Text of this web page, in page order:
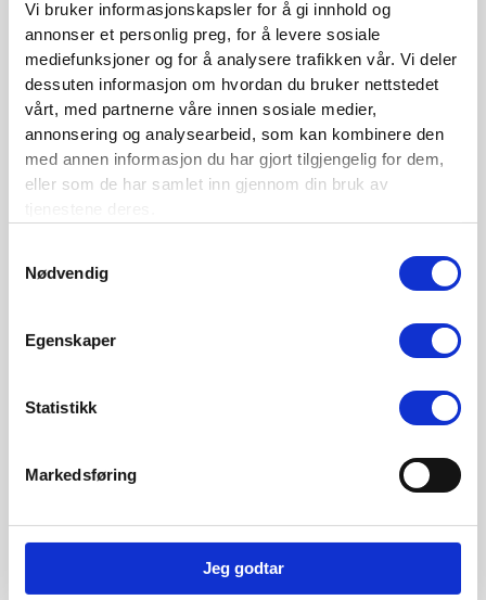
Vi bruker informasjonskapsler for å gi innhold og
annonser et personlig preg, for å levere sosiale
mediefunksjoner og for å analysere trafikken vår. Vi deler
dessuten informasjon om hvordan du bruker nettstedet
vårt, med partnerne våre innen sosiale medier,
annonsering og analysearbeid, som kan kombinere den
med annen informasjon du har gjort tilgjengelig for dem,
eller som de har samlet inn gjennom din bruk av
Nødvendig
Egenskaper
Statistikk
Markedsføring
Jeg godtar
Siste nytt
Nordisk Forsikringstidsskrift nr. 1/2026
Nominer din kandidat til Forsikringsprisen 2025
Nordisk Forsikringstidsskrift nr. 1/2025
Nordisk Forsikringstidsskrift nr. 3/2024
Nordisk Forsikringstidsskrift nr. 1/2024
Kontaktinformasjon
Den norske Forsikringsforening
0790 Oslo